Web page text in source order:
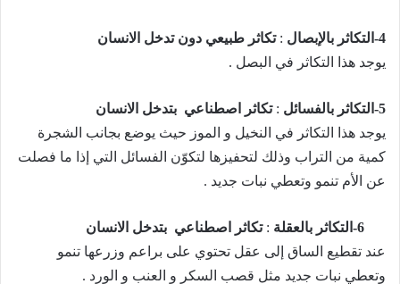
4- التكاثر بالإبصال : تكاثر طبيعي دون تدخل الانسان
يوجد هذا التكاثر في البصل .
5- التكاثر بالفسائل : تكاثر اصطناعي بتدخل الانسان
يوجد هذا التكاثر في النخيل و الموز حيث يوضع بجانب الشجرة
كمية من التراب وذلك لتحفيزها لتكوّن الفسائل التي إذا ما فصلت
عن الأم تنمو وتعطي نبات جديد .
6- التكاثر بالعقلة : تكاثر اصطناعي بتدخل الانسان
عند تقطيع الساق إلى عقل تحتوي على براعم وزرعها تنمو
وتعطي نبات جديد مثل قصب السكر و العنب و الورد .